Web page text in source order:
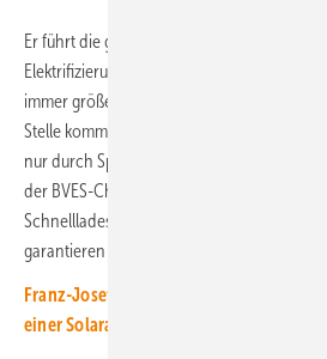
Er führt die gestiegene Nachfrage auch auf
Elektrifizierung und die Sektorkopplung
immer größere Elektroflotten in den
Stelle kommt die Frage nach einer
nur durch Speicher eine entsprechende
der BVES-Chef. „Außerdem werden
Schnellladestationen mit Pufferspeicher
garantieren zu können.“
Franz-Josef Feilmeier von Fenecon
einer Solaranlage schneller errichten“